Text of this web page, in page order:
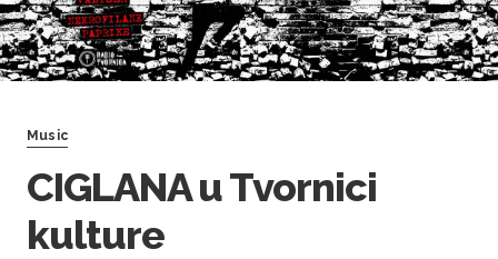
Music
CIGLANA u Tvornici
kulture